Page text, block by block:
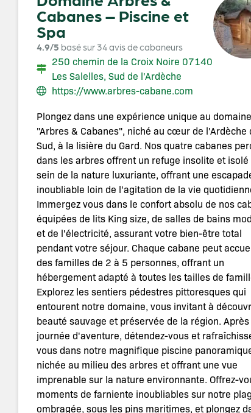
Cabanes – Piscine et
Spa
4.9/5 basé sur 34 avis de cabaneurs
250 chemin de la Croix Noire 07140
Les Salelles, Sud de l'Ardèche
https://www.arbres-cabane.com
Plongez dans une expérience unique au domaine
"Arbres & Cabanes", niché au cœur de l'Ardèche
Sud, à la lisière du Gard. Nos quatre cabanes
dans les arbres offrent un refuge insolite et isolé
sein de la nature luxuriante, offrant une
inoubliable loin de l'agitation de la vie
Immergez vous dans le confort absolu de nos
équipées de lits King size, de salles de bains
et de l'électricité, assurant votre bien-être total
pendant votre séjour. Chaque cabane peut
des familles de 2 à 5 personnes, offrant un
hébergement adapté à toutes les tailles de
Explorez les sentiers pédestres pittoresques qui
entourent notre domaine, vous invitant à
beauté sauvage et préservée de la région. Après
journée d'aventure, détendez-vous et
vous dans notre magnifique piscine
nichée au milieu des arbres et offrant une vue
imprenable sur la nature environnante. Offrez-
moments de farniente inoubliables sur notre
ombragée, sous les pins maritimes, et plongez